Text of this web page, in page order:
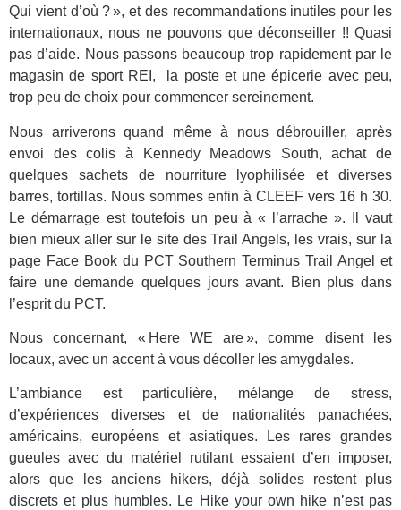
Qui vient d’où ? », et des recommandations inutiles pour les
internationaux, nous ne pouvons que déconseiller !! Quasi
pas d’aide. Nous passons beaucoup trop rapidement par le
magasin de sport REI, la poste et une épicerie avec peu,
trop peu de choix pour commencer sereinement.
Nous arriverons quand même à nous débrouiller, après
envoi des colis à Kennedy Meadows South, achat de
quelques sachets de nourriture lyophilisée et diverses
barres, tortillas. Nous sommes enfin à CLEEF vers 16 h 30.
Le démarrage est toutefois un peu à « l’arrache ». Il vaut
bien mieux aller sur le site des Trail Angels, les vrais, sur la
page Face Bookdu PCT Southern Terminus Trail Angel et
faire une demande quelques jours avant. Bien plus dans
l’esprit du PCT.
Nous concernant, « Here WE are », comme disent les
locaux, avec un accent à vous décoller les amygdales.
L’ambiance est particulière, mélange de stress,
d’expériences diverses et de nationalités panachées,
américains, européens et asiatiques. Les rares grandes
gueules avec du matériel rutilant essaient d’en imposer,
alors que les anciens hikers, déjà solides restent plus
discrets et plus humbles. Le Hike your own hike n’est pas